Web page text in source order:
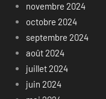
novembre 2024
octobre 2024
septembre 2024
août 2024
juillet 2024
juin 2024